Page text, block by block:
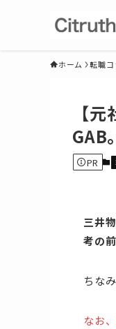
ホーム 転職コ
【
GAB
PR
三井
考の
ちな
なお